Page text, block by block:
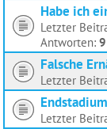
Habe ich
Letzter
Antworten: 9
Falsche
Letzter
Letzter